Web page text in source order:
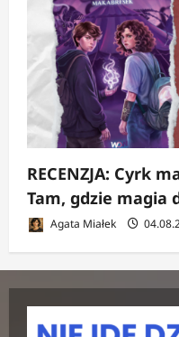
RECENZJA: Cyrk
Tam, gdzie magia
Agata Miałek